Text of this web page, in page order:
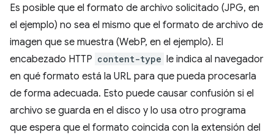
Es posible que el formato de archivo solicitado (JPG, en
el ejemplo) no sea el mismo que el formato de archivo de
imagen que se muestra (WebP, en el ejemplo). El
encabezado HTTP content-type le indica al navegador
en qué formato está la URL para que pueda procesarla
de forma adecuada. Esto puede causar confusión si el
archivo se guarda en el disco y lo usa otro programa
que espera que el formato coincida con la extensión del